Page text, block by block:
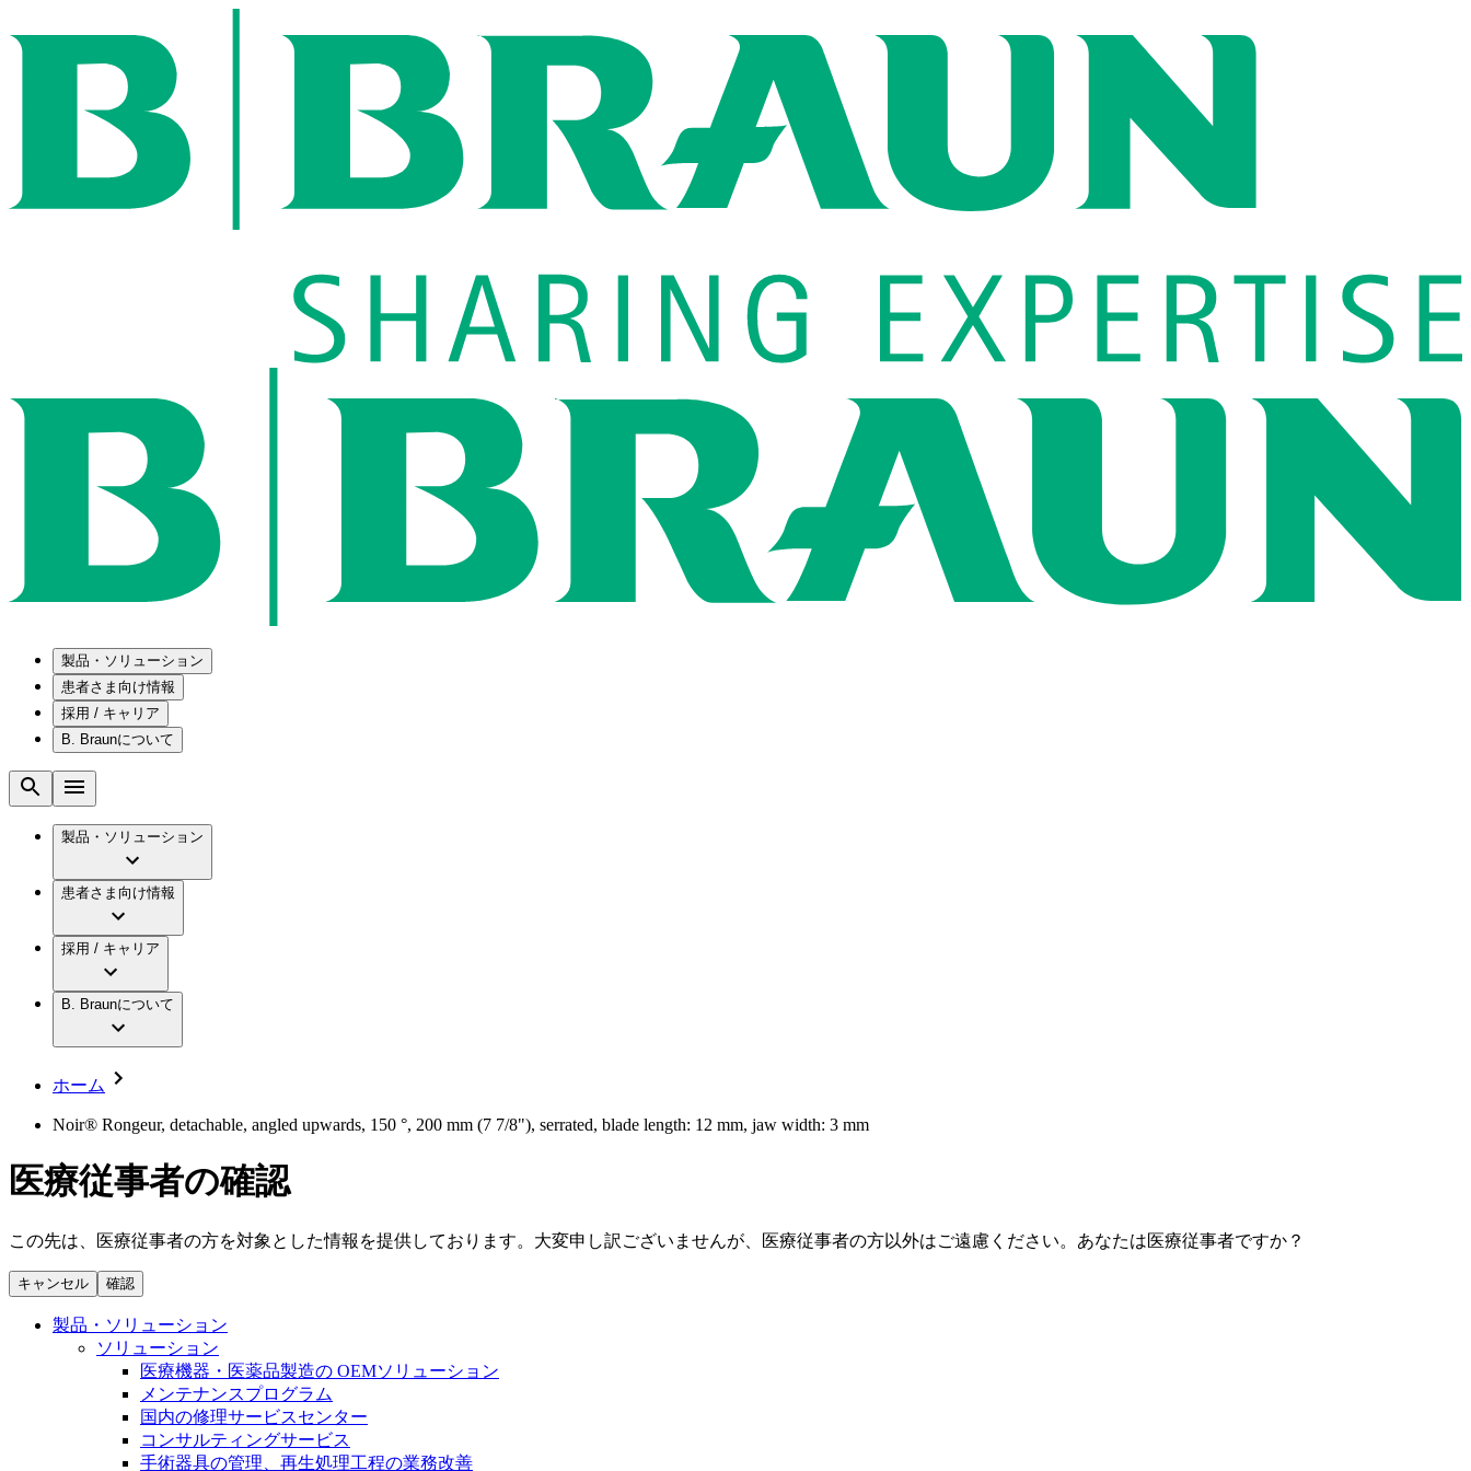
製品・ソリューション
ソリューション
国内の修理サービスセンター
コンサルティングサービス
製品・診療領域
コンチネンスケア
輸液療法
脳神経外科
手術用鋼製器具と滅菌コンテナーシステム
パワーシステム
縫合糸 / 皮膚用接着剤
血管内塞栓術
ソリューション
患者さま向け情報
腰椎椎間板ヘルニアについて
水頭症について
慢性創傷の治癒
アクトリーン ハイライト カテ
アクトリーン ハイライト セット
疾患・症状
採用 / キャリア
ビー・ブラウンエースクラップ株式会社の採用情報
グローバル（B. Braunグループ）の採用情報
グローバル（B. Braunグループ）の会社概要
キャリア（B. Braunで働くということ）
グローバルの社員ストーリー
採用情報
B. Braunについて
ビジョンとバリュー
ブランド
エースクラップアカデミー
私たちの責任
サステナビリティ
お問合せ
お問合せフォーム
取材・撮影のお申込み
ニューススペース
会社
私たちの責任
製品・ソリューション
患者さま向け情報
採用 / キャリア
B. Braunについて
ホーム
Noir® Rongeur, detachable, angled upwards, 150 °, 200 mm (7 7/8"), serrated, blade length: 12 mm, jaw width: 3 mm
医療従事者の確認
この先は、医療従事者の方を対象とした情報を提供しております。大変申し訳ございませんが、医療従事者の方以外はご遠慮ください。あなたは医療従事者ですか？
キャンセル 確認
製品・ソリューション
ソリューション
医療機器・医薬品製造の OEMソリューション
メンテナンスプログラム
国内の修理サービスセンター
コンサルティングサービス
手術器具の管理、再生処理工程の業務改善